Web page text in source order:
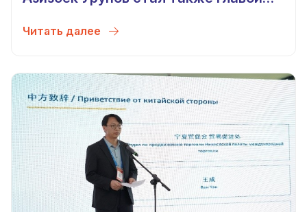
продукции
Читать далее